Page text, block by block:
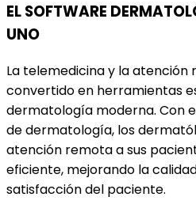
EL SOFTWARE
UNO
La telemedicina y la atención
convertido en herramientas
dermatología moderna. Con
de dermatología, los
atención remota a sus
eficiente, mejorando la
satisfacción del paciente.